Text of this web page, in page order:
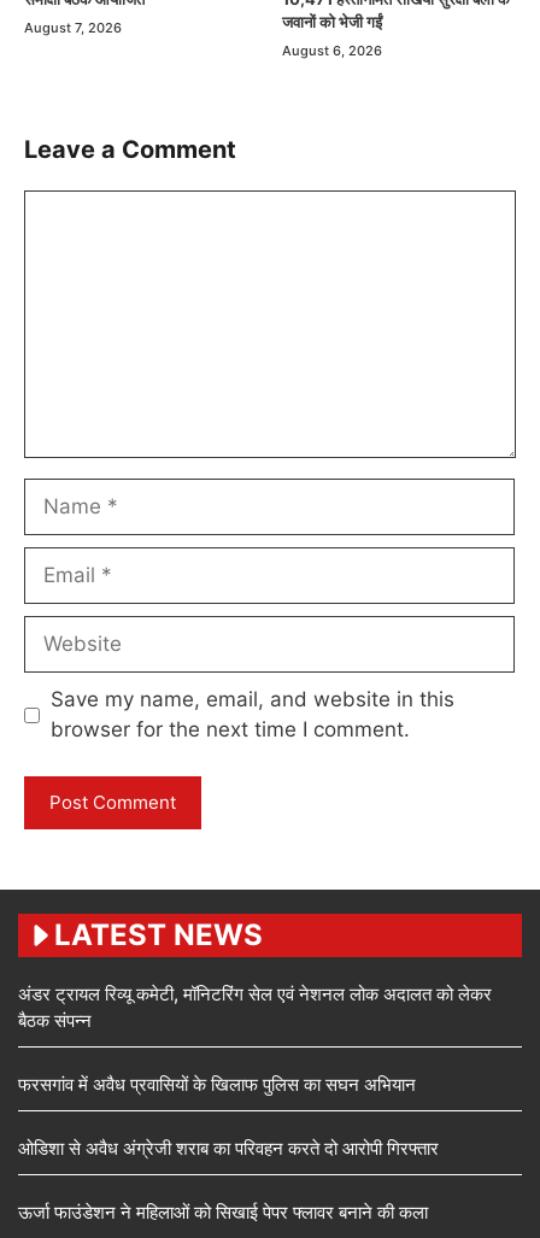
August 7, 2026
जवानों को भेजी गईं
August 6, 2026
Leave a Comment
Name
Email
Website
Save my name, email, and website in this
browser for the next time I comment.
LATEST NEWS
अंडर ट्रायल रिव्यू कमेटी, मॉनिटरिंग सेल एवं नेशनल लोक अदालत को लेकर
बैठक संपन्न
फरसगांव में अवैध प्रवासियों के खिलाफ पुलिस का सघन अभियान
ओडिशा से अवैध अंग्रेजी शराब का परिवहन करते दो आरोपी गिरफ्तार
ऊर्जा फाउंडेशन ने महिलाओं को सिखाई पेपर फ्लावर बनाने की कला